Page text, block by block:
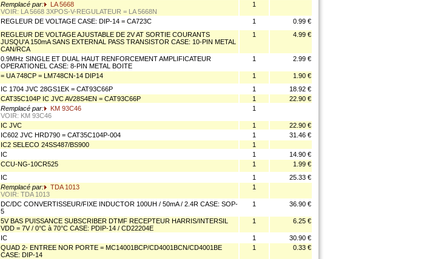
Remplacé par:
LA 5668
VOIR: LA 5668 3XPOS-V-REGULATEUR = LA 5668N
1
REGLEUR DE VOLTAGE CASE: DIP-14 = CA723C 1
0.99 €
REGLEUR DE VOLTAGE AJUSTABLE DE 2V AT SORTIE COURANTS
JUSQU'A 150mA SANS EXTERNAL PASS TRANSISTOR CASE: 10-PIN METAL
CAN/RCA
1 4.99 €
0.9MHz SINGLE ET DUAL HAUT RENFORCEMENT AMPLIFICATEUR
OPERATIONEL CASE: 8-PIN METAL BOITE
1 2.99 €
= UA 748CP = LM748CN-14 DIP14 1
1.90 €
IC 1704 JVC 28GS1EK = CAT93C66P 1
18.92 €
CAT35C104P IC JVC AV28S4EN = CAT93C66P 1
22.90 €
Remplacé par:
KM 93C46
VOIR: KM 93C46
1
IC JVC 1
22.90 €
IC602 JVC HRD790 = CAT35C104P-004 1
31.46 €
IC2 SELECO 24SS487/BS900
1
IC 1
14.90 €
CCU-NG-10CR525 1
1.99 €
IC 1
25.33 €
Remplacé par:
TDA 1013
VOIR: TDA 1013
1
DC/DC CONVERTISSEUR/FIXE INDUCTOR 100UH / 50mA / 2.4R CASE: SOP-
5
1 36.90 €
5V BAS PUISSANCE SUBSCRIBER DTMF RECEPTEUR HARRIS/INTERSIL
VDD = 7V / 0°C à 70°C CASE: PDIP-14 / CD22204E
1 6.25 €
IC 1
30.90 €
QUAD 2- ENTREE NOR PORTE = MC14001BCP/CD4001BCN/CD4001BE
CASE: DIP-14
1 0.33 €